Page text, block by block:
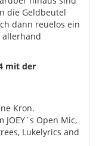
die Geldbeutel
dann reuelos ein
allerhand
mit der
Kron.
Open Mic,
Lukelyrics and